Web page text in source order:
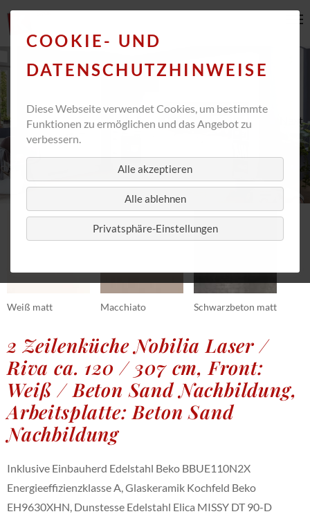
Next
Weiß matt Macchiato Schwarzbeton matt
2 Zeilenküche Nobilia Laser /
Riva ca. 120 / 307 cm, Front:
Weiß / Beton Sand Nachbildung,
Arbeitsplatte: Beton Sand
Nachbildung
Inklusive Einbauherd Edelstahl Beko BBUE110N2X
Energieeffizienzklasse A, Glaskeramik Kochfeld Beko
EH9630XHN, Dunstesse Edelstahl Elica MISSY DT 90-D
COOKIE- UND
DATENSCHUTZHINWEISE
Diese Webseite verwendet Cookies, um bestimmte
Funktionen zu ermöglichen und das Angebot zu
verbessern.
Alle akzeptieren
Alle ablehnen
Privatsphäre-Einstellungen